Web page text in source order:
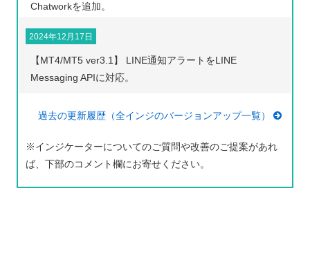
Chatworkを追加。
2024年12月17日
【MT4/MT5 ver3.1】 LINE通知アラートをLINE
Messaging APIに対応。
過去の更新履歴（全インジのバージョンアップ一覧）
※インジケーターについてのご質問や改善のご提案があれ
ば、下部のコメント欄にお寄せください。